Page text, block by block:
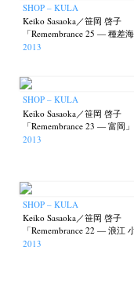
SHOP – KULA
Keiko Sasaoka／笹岡 啓子
「Remembrance 25 — 種差海
2013
SHOP – KULA
Keiko Sasaoka／笹岡 啓子
「Remembrance 23 — 富岡」
2013
SHOP – KULA
Keiko Sasaoka／笹岡 啓子
「Remembrance 22 — 浪江
2013